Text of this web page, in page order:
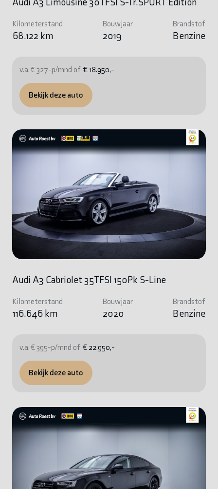
Kilometerstand
68.122 km
Bouwjaar
2019
Brandstof
Benzine
v.a. € 327-p/mnd of € 18.950,-
Bekijk deze auto
Audi A3 Cabriolet 35TFSI 150Pk S-Line
Kilometerstand
116.646 km
Bouwjaar
2020
Brandstof
Benzine
v.a. € 395-p/mnd of € 22.950,-
Bekijk deze auto